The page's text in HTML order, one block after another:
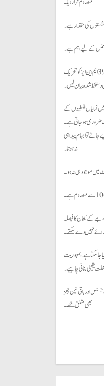
متصادم قرار دیا۔
نشستوں کی حقدارہے۔
کے لیے اہم ہے۔
عدالت نے فیصلے میں لکھا کہ الیکشن کمیشن مخصوص نشستوں پرپی ٹی آئی امیدواروں کونوٹیفائی کرے، فیصلے میں کہا گیا کہ بھاری دل سے بتاتے ہیں جسٹس امین الدین اور جسٹس نعیم افغان نے فیصلے سے اتفاق نہیں کیا، الیکشن کمیشن نے 80میں سے 39ایم این ایز کو تحریک
میں نمایاں غلطیوں کے
ضروری ہو جاتی ہے۔
کے آئینی حقوق واضح کر دیے جاتے تو ابہام پیدا ہی
نہ ہوتا۔
کے نشان کا فیصلہ
رائے نہیں دے سکتے۔
جا سکتا ہے،جمہوریت
یقینی بنانی چاہیے۔
اور باقی تین ججز
بھی متفق تھے۔